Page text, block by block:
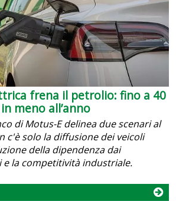
frena il petrolio: fino a 40
meno all’anno
di Motus-E delinea due scenari al
c'è solo la diffusione dei veicoli
della dipendenza dai
la competitività industriale.